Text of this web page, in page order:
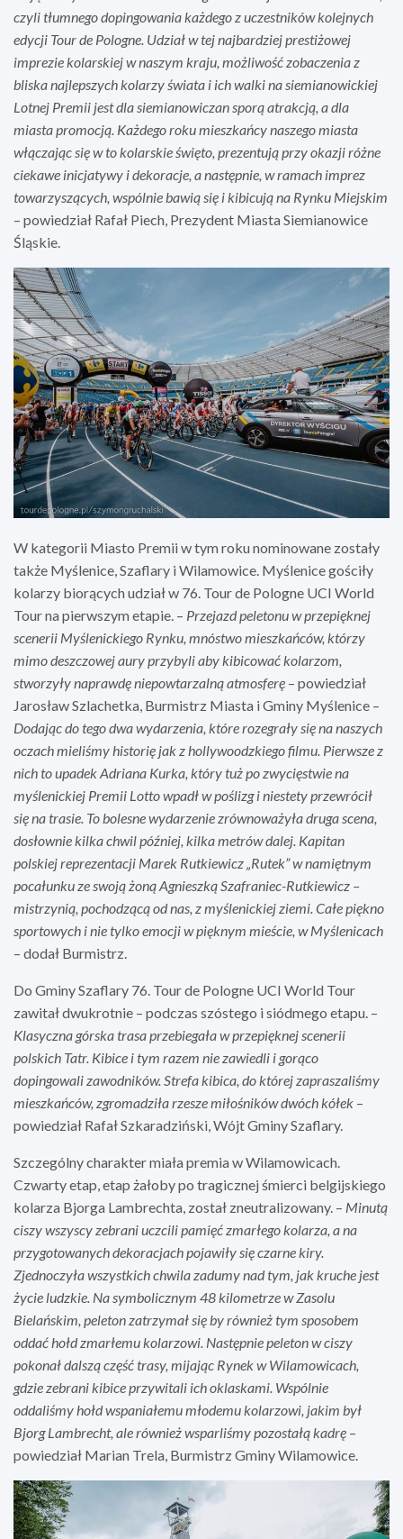
czyli tłumnego dopingowania każdego z uczestników kolejnych
edycji Tour de Pologne. Udział w tej najbardziej prestiżowej
imprezie kolarskiej w naszym kraju, możliwość zobaczenia z
bliska najlepszych kolarzy świata i ich walki na siemianowickiej
Lotnej Premii jest dla siemianowiczan sporą atrakcją, a dla
miasta promocją. Każdego roku mieszkańcy naszego miasta
włączając się w to kolarskie święto, prezentują przy okazji różne
ciekawe inicjatywy i dekoracje, a następnie, w ramach imprez
towarzyszących, wspólnie bawią się i kibicują na Rynku Miejskim
– powiedział Rafał Piech, Prezydent Miasta Siemianowice
Śląskie.
W kategorii Miasto Premii w tym roku nominowane zostały
także Myślenice, Szaflary i Wilamowice. Myślenice gościły
kolarzy biorących udział w 76. Tour de Pologne UCI World
Tour na pierwszym etapie. – Przejazd peletonu w przepięknej
scenerii Myślenickiego Rynku, mnóstwo mieszkańców, którzy
mimo deszczowej aury przybyli aby kibicować kolarzom,
stworzyły naprawdę niepowtarzalną atmosferę – powiedział
Jarosław Szlachetka, Burmistrz Miasta i Gminy Myślenice –
Dodając do tego dwa wydarzenia, które rozegrały się na naszych
oczach mieliśmy historię jak z hollywoodzkiego filmu. Pierwsze z
nich to upadek Adriana Kurka, który tuż po zwycięstwie na
myślenickiej Premii Lotto wpadł w poślizg i niestety przewrócił
się na trasie. To bolesne wydarzenie zrównoważyła druga scena,
dosłownie kilka chwil później, kilka metrów dalej. Kapitan
polskiej reprezentacji Marek Rutkiewicz „Rutek” w namiętnym
pocałunku ze swoją żoną Agnieszką Szafraniec-Rutkiewicz –
mistrzynią, pochodzącą od nas, z myślenickiej ziemi. Całe piękno
sportowych i nie tylko emocji w pięknym mieście, w Myślenicach
– dodał Burmistrz.
Do Gminy Szaflary 76. Tour de Pologne UCI World Tour
zawitał dwukrotnie – podczas szóstego i siódmego etapu. –
Klasyczna górska trasa przebiegała w przepięknej scenerii
polskich Tatr. Kibice i tym razem nie zawiedli i gorąco
dopingowali zawodników. Strefa kibica, do której zapraszaliśmy
mieszkańców, zgromadziła rzesze miłośników dwóch kółek –
powiedział Rafał Szkaradziński, Wójt Gminy Szaflary.
Szczególny charakter miała premia w Wilamowicach.
Czwarty etap, etap żałoby po tragicznej śmierci belgijskiego
kolarza Bjorga Lambrechta, został zneutralizowany. – Minutą
ciszy wszyscy zebrani uczcili pamięć zmarłego kolarza, a na
przygotowanych dekoracjach pojawiły się czarne kiry.
Zjednoczyła wszystkich chwila zadumy nad tym, jak kruche jest
życie ludzkie. Na symbolicznym 48 kilometrze w Zasolu
Bielańskim, peleton zatrzymał się by również tym sposobem
oddać hołd zmarłemu kolarzowi. Następnie peleton w ciszy
pokonał dalszą część trasy, mijając Rynek w Wilamowicach,
gdzie zebrani kibice przywitali ich oklaskami. Wspólnie
oddaliśmy hołd wspaniałemu młodemu kolarzowi, jakim był
Bjorg Lambrecht, ale również wsparliśmy pozostałą kadrę –
powiedział Marian Trela, Burmistrz Gminy Wilamowice.